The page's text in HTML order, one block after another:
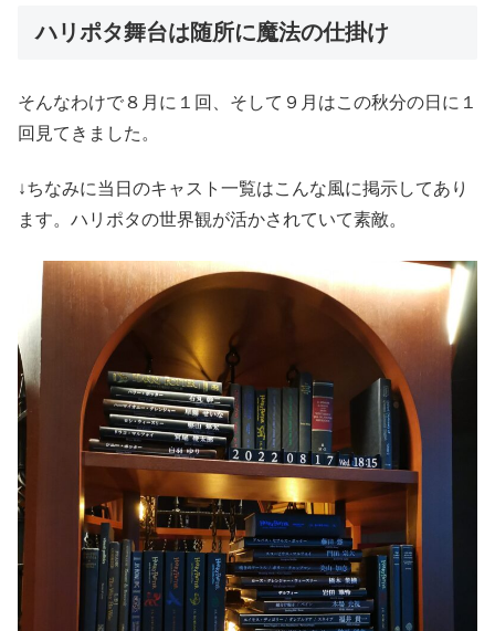
ハリポタ舞台は随所に魔法の仕掛け
そんなわけで８月に１回、そして９月はこの秋分の日に１
回見てきました。
↓ちなみに当日のキャスト一覧はこんな風に掲示してあり
ます。ハリポタの世界観が活かされていて素敵。